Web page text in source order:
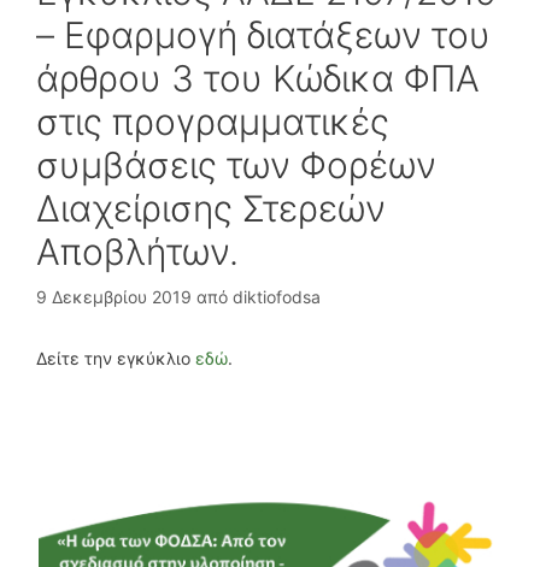
– Εφαρμογή διατάξεων του
άρθρου 3 του Κώδικα ΦΠΑ
στις προγραμματικές
συμβάσεις των Φορέων
Διαχείρισης Στερεών
Αποβλήτων.
9 Δεκεμβρίου 2019 από diktiofodsa
Δείτε την εγκύκλιο εδώ.